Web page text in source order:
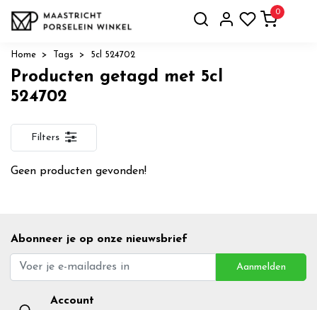
0
Home Tags 5cl 524702
Producten getagd met 5cl
524702
Filters
Geen producten gevonden!
Abonneer je op onze nieuwsbrief
Aanmelden
Account